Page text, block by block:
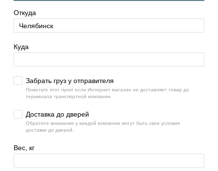
Откуда
Куда
Забрать груз у отправителя
Пометьте этот пункт если Интернет магазин не доставляет товар до
терминала транспортной компании.
Доставка до дверей
Обратите внимание у каждой компании могут быть свои условия
доставки до дверей.
Вес, кг